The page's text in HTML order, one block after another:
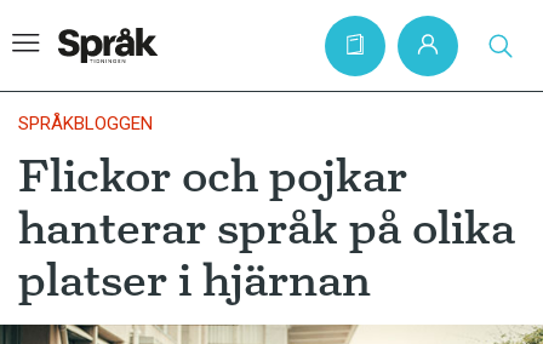
Hem
Artiklar
Krönikor
Språkfrågor
SPRÅKBLOGGEN
Flickor och pojkar
hanterar språk på olika
platser i hjärnan